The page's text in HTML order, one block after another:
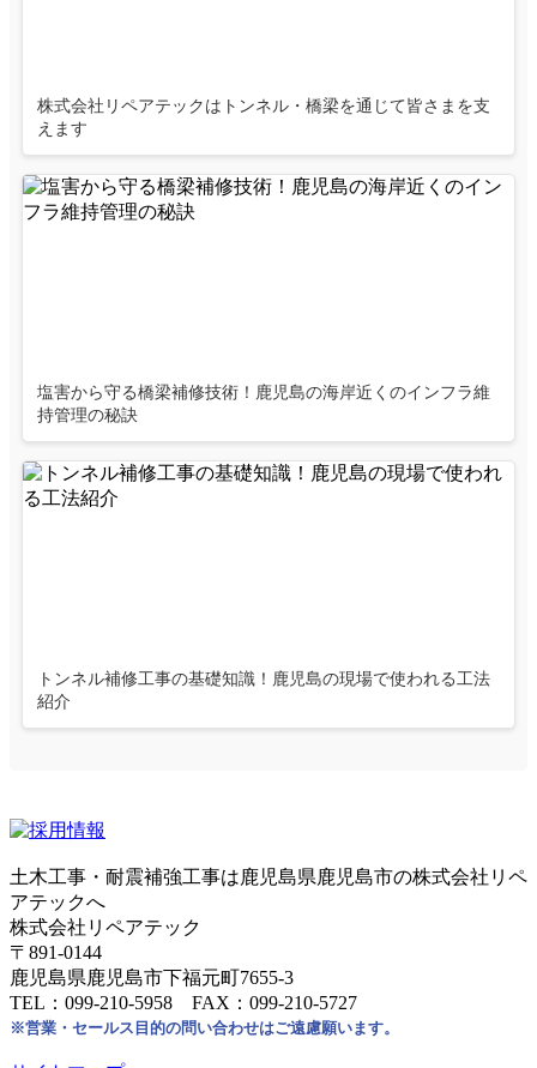
株式会社リペアテックはトンネル・橋梁を通じて皆さまを支
えます
塩害から守る橋梁補修技術！鹿児島の海岸近くのインフラ維
持管理の秘訣
トンネル補修工事の基礎知識！鹿児島の現場で使われる工法
紹介
土木工事・耐震補強工事は鹿児島県鹿児島市の株式会社リペ
アテックへ
株式会社リペアテック
〒891-0144
鹿児島県鹿児島市下福元町7655-3
TEL：099-210-5958 FAX：099-210-5727
※営業・セールス目的の問い合わせはご遠慮願います。